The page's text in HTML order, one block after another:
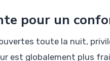
pour un
toute la nuit,
est globalement plus